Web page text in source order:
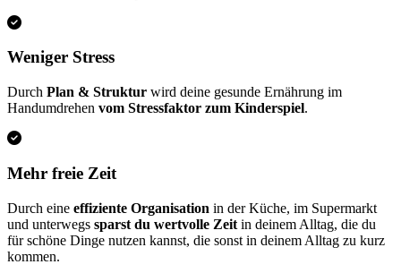
Weniger Stress
Durch Plan & Struktur wird deine gesunde Ernährung im
Handumdrehen vom Stressfaktor zum Kinderspiel.
Mehr freie Zeit
Durch eine effiziente Organisation in der Küche, im Supermarkt
und unterwegs sparst du wertvolle Zeit in deinem Alltag, die du
für schöne Dinge nutzen kannst, die sonst in deinem Alltag zu kurz
kommen.